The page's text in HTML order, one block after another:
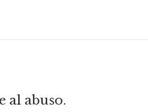
al abuso.